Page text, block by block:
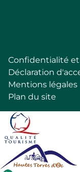
Pied
de
page
Confidentialité
Déclaration
Mentions légales
Plan du site